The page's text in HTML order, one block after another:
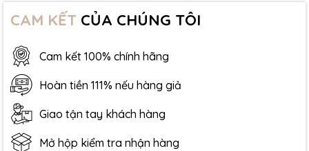
CAM KẾT CỦA CHÚNG TÔI
Cam kết 100% chính hãng
Hoàn tiền 111% nếu hàng giả
Giao tận tay khách hàng
Mở hộp kiểm tra nhận hàng